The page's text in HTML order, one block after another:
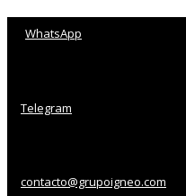
WhatsApp
Telegram
contacto@grupoigneo.com